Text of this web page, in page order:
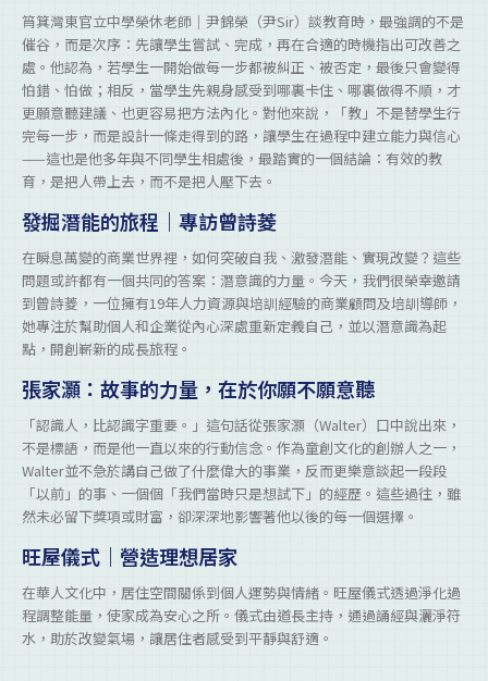
筲箕灣東官立中學榮休老師｜尹錦榮（尹Sir）談教育時，最強調的不是
催谷，而是次序：先讓學生嘗試、完成，再在合適的時機指出可改善之
處。他認為，若學生一開始做每一步都被糾正、被否定，最後只會變得
怕錯、怕做；相反，當學生先親身感受到哪裏卡住、哪裏做得不順，才
更願意聽建議、也更容易把方法內化。對他來說，「教」不是替學生行
完每一步，而是設計一條走得到的路，讓學生在過程中建立能力與信心
——這也是他多年與不同學生相處後，最踏實的一個結論：有效的教
育，是把人帶上去，而不是把人壓下去。
發掘潛能的旅程｜專訪曾詩菱
在瞬息萬變的商業世界裡，如何突破自我、激發潛能、實現改變？這些
問題或許都有一個共同的答案：潛意識的力量。今天，我們很榮幸邀請
到曾詩菱，一位擁有19年人力資源與培訓經驗的商業顧問及培訓導師，
她專注於幫助個人和企業從內心深處重新定義自己，並以潛意識為起
點，開創嶄新的成長旅程。
張家灝：故事的力量，在於你願不願意聽
「認識人，比認識字重要。」這句話從張家灝（Walter）口中說出來，
不是標語，而是他一直以來的行動信念。作為童創文化的創辦人之一，
Walter並不急於講自己做了什麼偉大的事業，反而更樂意談起一段段
「以前」的事、一個個「我們當時只是想試下」的經歷。這些過往，雖
然未必留下獎項或財富，卻深深地影響著他以後的每一個選擇。
旺屋儀式｜營造理想居家
在華人文化中，居住空間關係到個人運勢與情緒。旺屋儀式透過淨化過
程調整能量，使家成為安心之所。儀式由道長主持，通過誦經與灑淨符
水，助於改變氣場，讓居住者感受到平靜與舒適。